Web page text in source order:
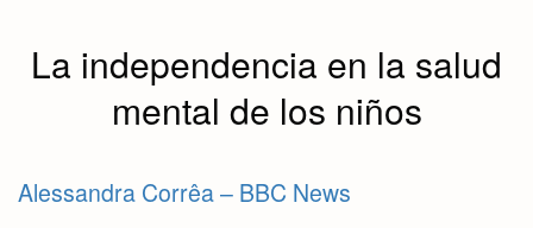
La independencia en la salud
mental de los niños
Alessandra Corrêa – BBC News